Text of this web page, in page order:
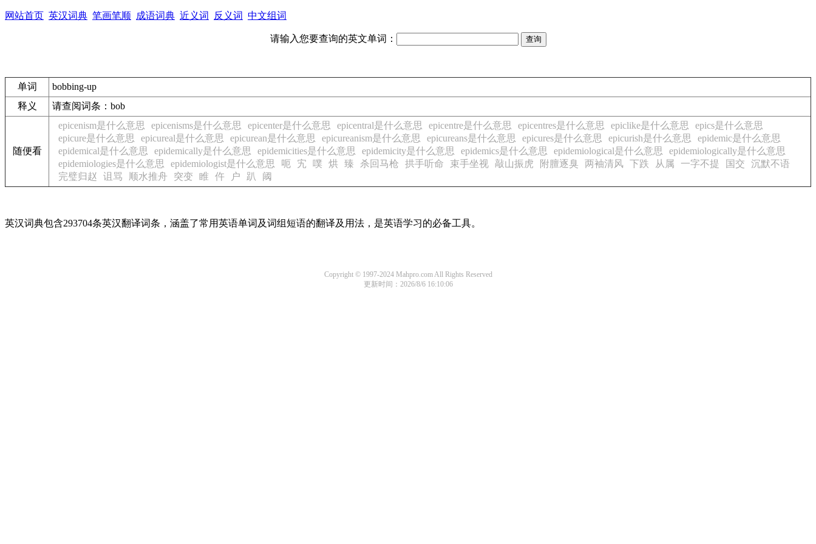
网站首页 英汉词典 笔画笔顺 成语词典 近义词 反义词 中文组词
请输入您要查询的英文单词：
单词
bobbing-up
释义
请查阅词条：bob
随便看
epicenism是什么意思 epicenisms是什么意思 epicenter是什么意思 epicentral是什么意思 epicentre是什么意思 epicentres是什么意思 epiclike是什么意思
epics是什么意思
epicure是什么意思
epicureal是什么意思 epicurean是什么意思 epicureanism是什么意思 epicureans是什么意思 epicures是什么意思 epicurish是什么意思
epidemic是什么意思
epidemical是什么意思
epidemically是什么意思 epidemicities是什么意思 epidemicity是什么意思 epidemics是什么意思 epidemiological是什么意思
epidemiologically是什么意思
epidemiologies是什么意思
epidemiologist是什么意思 呃 宄 噗 烘 臻 杀回马枪 拱手听命 束手坐视 敲山振虎 附膻逐臭 两袖清风 下跌 从属 一字不提 国交
沉默不语
完璧归赵
诅骂 顺水推舟 突变 睢 仵 户 趴 阈
英汉词典包含293704条英汉翻译词条，涵盖了常用英语单词及词组短语的翻译及用法，是英语学习的必备工具。
Copyright © 1997-2024 Mahpro.com All Rights Reserved
更新时间：2026/8/6 16:10:06